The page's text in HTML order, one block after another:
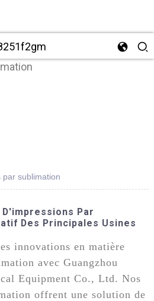
par sublimation
Par
Des Principales Usines
innovations en matière
avec Guangzhou
Equipment Co., Ltd. Nos
offrent une solution de